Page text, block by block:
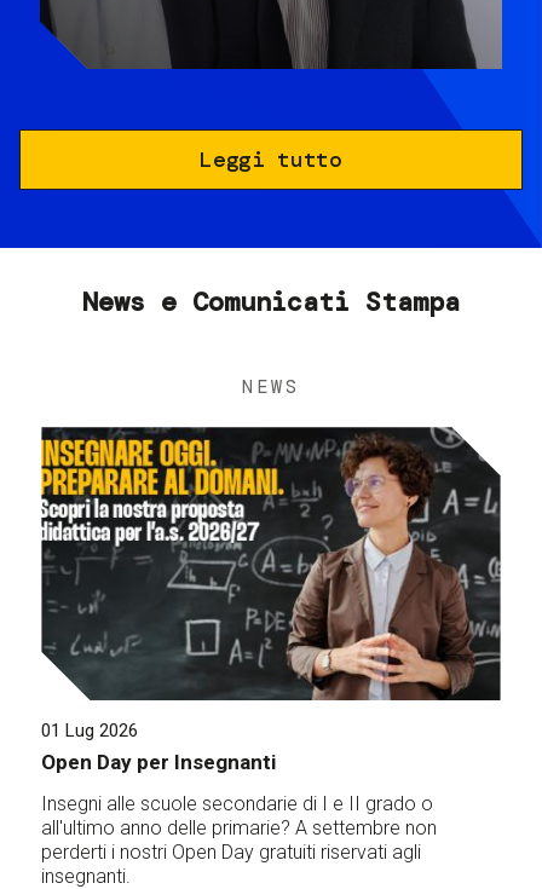
Leggi tutto
News e Comunicati Stampa
NEWS
01 Lug 2026
Open Day per Insegnanti
Insegni alle scuole secondarie di I e II grado o
all'ultimo anno delle primarie? A settembre non
perderti i nostri Open Day gratuiti riservati agli
insegnanti.